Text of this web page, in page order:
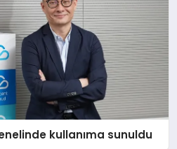
kullanıma sunuldu